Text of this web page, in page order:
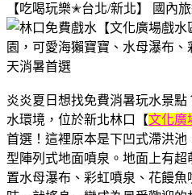
【吃喝玩樂✭台北/新北】
國內
炎炎夏日想找免費消暑玩水景
水環境，位於新北林口【文化廣
首選！這裡原本是下凹式滯洪
型陣列式地面噴泉。地面上有
置水母瀑布、彩虹噴泉、花饅